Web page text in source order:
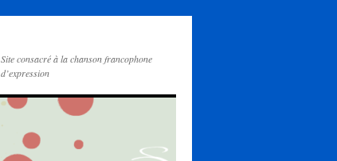
Site consacré à la chanson francophone
d’expression